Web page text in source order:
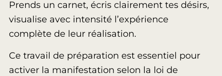
Prends un carnet, écris clairement tes désirs,
visualise avec intensité l’expérience
complète de leur réalisation.
Ce travail de préparation est essentiel pour
activer la manifestation selon la loi de